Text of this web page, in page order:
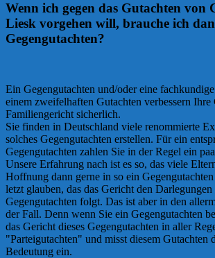
Wenn ich gegen das Gutachten
Liesk vorgehen will, brauche ich
Gegengutachten?
Ein Gegengutachten und/oder eine
einem zweifelhaften Gutachten verbessern Ihre
Familiengericht sicherlich.
Sie finden in Deutschland viele renommierte
solches Gegengutachten erstellen. Für ein
Gegengutachten zahlen Sie in der Regel ein
Unsere Erfahrung nach ist es so, das viele
Hoffnung dann gerne in so ein
letzt glauben, das das Gericht den Darlegungen
Gegengutachten folgt. Das ist aber in den
der Fall. Denn wenn Sie ein Gegengutachten
das Gericht dieses Gegengutachten in aller
"Parteigutachten" und misst diesem Gutachten
Bedeutung ein.